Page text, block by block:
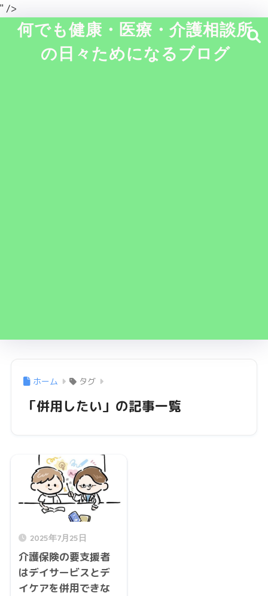
" />
何でも健康・医療・介護相談所
の日々ためになるブログ
ホーム タグ
「併用したい」の記事一覧
2025年7月25日
介護保険の要支援者
はデイサービスとデ
イケアを併用できな